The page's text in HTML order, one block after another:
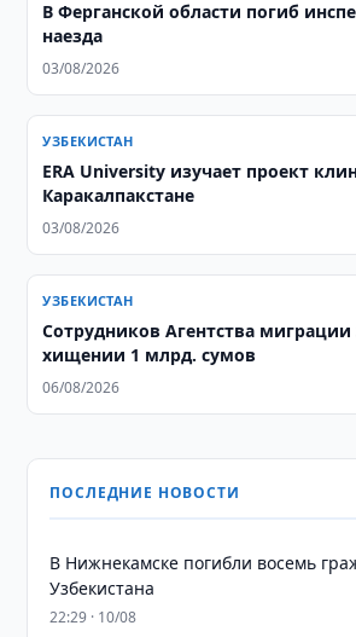
В Ферганской области погиб
наезда
03/08/2026
УЗБЕКИСТАН
ERA University изучает проект
Каракалпакстане
03/08/2026
УЗБЕКИСТАН
Сотрудников Агентства
хищении 1 млрд. сумов
06/08/2026
ПОСЛЕДНИЕ НОВОСТИ
В Нижнекамске погибли восемь
Узбекистана
22:29 · 10/08